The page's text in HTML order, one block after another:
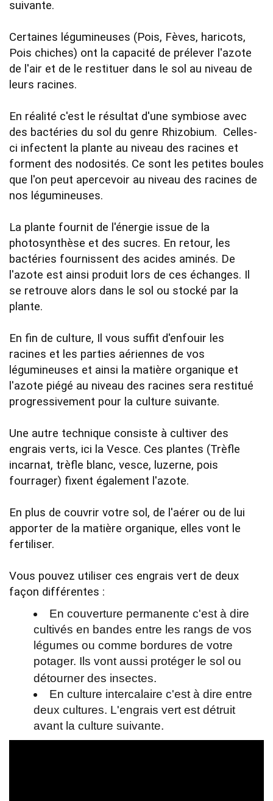
suivante.
Certaines légumineuses (Pois, Fèves, haricots,
Pois chiches) ont la capacité de prélever l'azote
de l'air et de le restituer dans le sol au niveau de
leurs racines.
En réalité c'est le résultat d'une symbiose avec
des bactéries du sol du genre Rhizobium.  Celles-
ci infectent la plante au niveau des racines et
forment des nodosités. Ce sont les petites boules
que l'on peut apercevoir au niveau des racines de
nos légumineuses.
La plante fournit de l'énergie issue de la
photosynthèse et des sucres. En retour, les
bactéries fournissent des acides aminés. De
l'azote est ainsi produit lors de ces échanges. Il
se retrouve alors dans le sol ou stocké par la
plante.
En fin de culture, Il vous suffit d'enfouir les
racines et les parties aériennes de vos
légumineuses et ainsi la matière organique et
l'azote piégé au niveau des racines sera restitué
progressivement pour la culture suivante.
Une autre technique consiste à cultiver des
engrais verts, ici la Vesce. Ces plantes (Trèfle
incarnat, trèfle blanc, vesce, luzerne, pois
fourrager) fixent également l'azote.
En plus de couvrir votre sol, de l'aérer ou de lui
apporter de la matière organique, elles vont le
fertiliser.
Vous pouvez utiliser ces engrais vert de deux
En couverture permanente c'est à dire
cultivés en bandes entre les rangs de vos
légumes ou comme bordures de votre
potager. Ils vont aussi protéger le sol ou
détourner des insectes.
En culture intercalaire c'est à dire entre
deux cultures. L'engrais vert est détruit
avant la culture suivante.